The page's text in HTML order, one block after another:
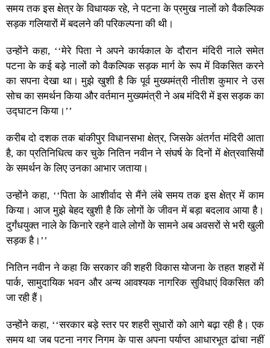
समय तक इस क्षेत्र के विधायक रहे, ने पटना के प्रमुख नालों को वैकल्पिक
सड़क गलियारों में बदलने की परिकल्पना की थी।
उन्होंने कहा, ‘‘मेरे पिता ने अपने कार्यकाल के दौरान मंदिरी नाले समेत
पटना के कई बड़े नालों को वैकल्पिक सड़क मार्ग के रूप में विकसित करने
का सपना देखा था। मुझे खुशी है कि पूर्व मुख्यमंत्री नीतीश कुमार ने उस
सोच का समर्थन किया और वर्तमान मुख्यमंत्री ने अब मंदिरी में इस सड़क का
उद्घाटन किया।’’
करीब दो दशक तक बांकीपुर विधानसभा क्षेत्र, जिसके अंतर्गत मंदिरी आता
है, का प्रतिनिधित्व कर चुके नितिन नवीन ने संघर्ष के दिनों में क्षेत्रवासियों
के समर्थन के लिए उनका आभार जताया।
उन्होंने कहा, ‘‘पिता के आशीर्वाद से मैंने लंबे समय तक इस क्षेत्र में काम
किया। आज मुझे बेहद खुशी है कि लोगों के जीवन में बड़ा बदलाव आया है।
दुर्गंधयुक्त नाले के किनारे रहने वाले लोगों के सामने अब अवसरों से भरी खुली
सड़क है।’’
नितिन नवीन ने कहा कि सरकार की शहरी विकास योजना के तहत शहरों में
पार्क, सामुदायिक भवन और अन्य आवश्यक नागरिक सुविधाएं विकसित की
जा रही हैं।
उन्होंने कहा, ‘‘सरकार बड़े स्तर पर शहरी सुधारों को आगे बढ़ा रही है। एक
समय था जब पटना नगर निगम के पास अपना पर्याप्त आधारभूत ढांचा नहीं